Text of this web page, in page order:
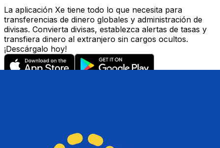
La aplicación Xe tiene todo lo que necesita para
transferencias de dinero globales y administración de
divisas. Convierta divisas, establezca alertas de tasas y
transfiera dinero al extranjero sin cargos ocultos.
¡Descárgalo hoy!